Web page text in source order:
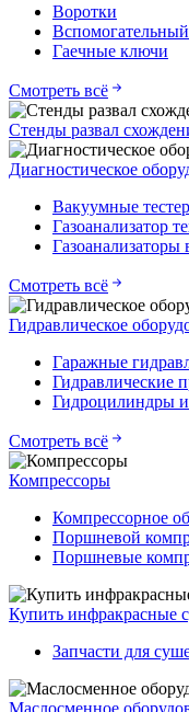
Воротки
Гаечные ключи
Смотреть всё
Стенды развал
Диагностическое
Вакуумные
Газоанализатор
Газоанализаторы
Смотреть всё
Гидравлическое
Гаражные
Гидравлические
Гидроцилиндры
Смотреть всё
Компрессоры
Компрессорное
Поршневой
Поршневые
Купить инфракрасные
Запчасти для
Маслосменное